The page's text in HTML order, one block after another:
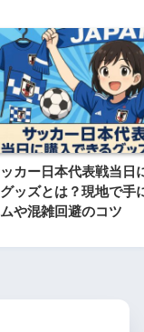
カー日本代表戦当日
ッズとは？現地で手
や混雑回避のコツ